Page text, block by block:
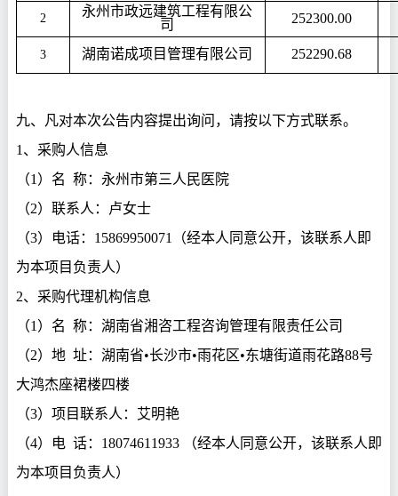
2
永州市政远建筑工程有限公
司
252300.00
3 湖南诺成项目管理有限公司 252290.68
九、凡对本次公告内容提出询问，请按以下方式联系。
1、采购人信息
（1）名 称： 永州市第三人民医院
（2）联系人：卢女士
（3）电话：15869950071（经本人同意公开，该联系人即
为本项目负责人）
2、采购代理机构信息
（1）名 称：湖南省湘咨工程咨询管理有限责任公司
（2）地 址：湖南省•长沙市•雨花区•东塘街道雨花路88号
大鸿杰座裙楼四楼
（3）项目联系人：艾明艳
（4）电 话：18074611933 （经本人同意公开，该联系人即
为本项目负责人）